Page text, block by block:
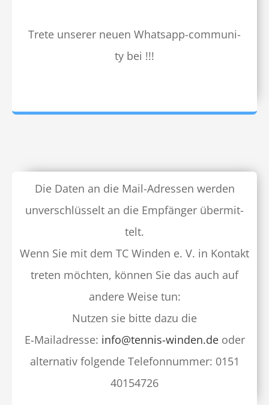
Trete unser­er neuen What­sapp-com­mu­ni­
ty bei !!!
Die Dat­en an die Mail-Adressen wer­den
unver­schlüs­selt an die Empfänger über­mit­
telt.
Wenn Sie mit dem TC Winden e. V. in Kon­takt
treten möcht­en, kön­nen Sie das auch auf
andere Weise tun:
Nutzen sie bitte dazu die
E‑Mailadresse: info@tennis-winden.deoder
alter­na­tiv fol­gende Tele­fon­num­mer: 0151
40154726